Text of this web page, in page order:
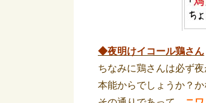
◆夜明けイコール鶏さん
ちなみに鶏さんは必ず
本能からでしょうか？